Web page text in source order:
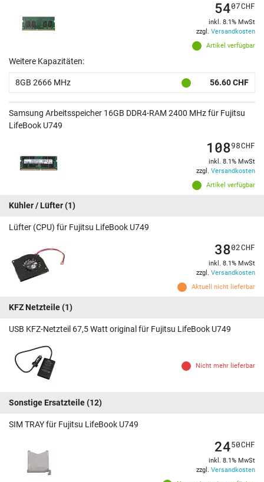
Artikel verfügbar
5407CHF
inkl. 8.1% MwSt
zzgl. Versandkosten
Weitere Kapazitäten:
8GB 2666 MHz 56.60 CHF
Samsung Arbeitsspeicher 16GB DDR4-RAM 2400 MHz für Fujitsu
LifeBook U749
Artikel verfügbar
10898CHF
inkl. 8.1% MwSt
zzgl. Versandkosten
Kühler / Lüfter(1)
Lüfter (CPU) für Fujitsu LifeBook U749
Aktuell nicht lieferbar
3802CHF
inkl. 8.1% MwSt
zzgl. Versandkosten
KFZ Netzteile(1)
USB KFZ-Netzteil 67,5 Watt original für Fujitsu LifeBook U749
Nicht mehr lieferbar
Sonstige Ersatzteile(12)
SIM TRAY für Fujitsu LifeBook U749
2450CHF
inkl. 8.1% MwSt
zzgl. Versandkosten